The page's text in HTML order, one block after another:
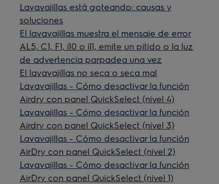
Lavavajillas está goteando: causas y
soluciones
El lavavajillas muestra el mensaje de error
AL5, C1, F1, i10 o i11, emite un pitido o la luz
de advertencia parpadea una vez
El lavavajillas no seca o seca mal
Lavavajillas - Cómo desactivar la función
Airdry con panel QuickSelect (nivel 4)
Lavavajillas - Cómo desactivar la función
Airdry con panel QuickSelect (nivel 3)
Lavavajillas - Cómo desactivar la función
AirDry con panel QuickSelect (nivel 2)
Lavavajillas - Cómo desactivar la función
AirDry con panel QuickSelect (nivel 1)